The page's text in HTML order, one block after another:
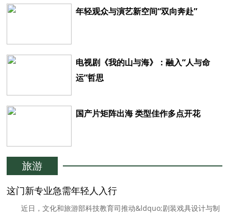
年轻观众与演艺新空间“双向奔赴”
电视剧《我的山与海》：融入“人与命
运”哲思
国产片矩阵出海 类型佳作多点开花
旅游
​这门新专业急需年轻人入行
近日，文化和旅游部科技教育司推动&ldquo;剧装戏具设计与制